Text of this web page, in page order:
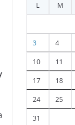
L
M
3 4
10 11
17 18
24 25
31